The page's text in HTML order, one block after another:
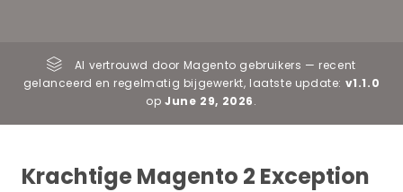
Al vertrouwd door Magento gebruikers — recent
gelanceerd en regelmatig bijgewerkt, laatste update: v1.1.0
opJune 29, 2026.
Krachtige Magento 2 Exception